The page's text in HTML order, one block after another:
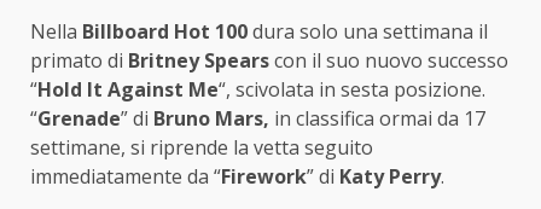
Nella Billboard Hot 100dura solo una settimana il
primato di Britney Spearscon il suo nuovo successo
“Hold It Against Me“, scivolata in sesta posizione.
“Grenade” di Bruno Mars, in classifica ormai da 17
settimane, si riprende la vetta seguito
immediatamente da “Firework” di Katy Perry.